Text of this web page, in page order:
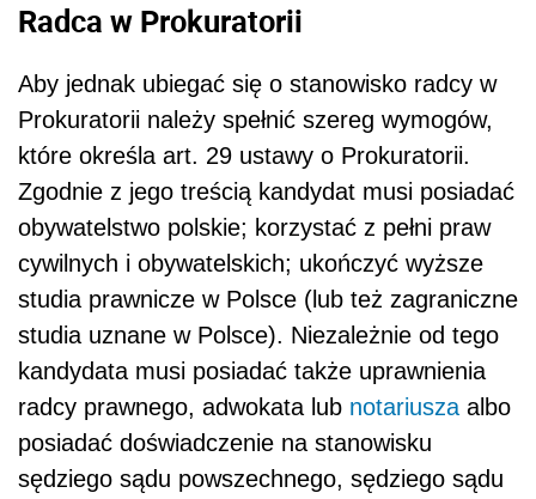
Radca w Prokuratorii
Aby jednak ubiegać się o stanowisko radcy w
Prokuratorii należy spełnić szereg wymogów,
które określa art. 29 ustawy o Prokuratorii.
Zgodnie z jego treścią kandydat musi posiadać
obywatelstwo polskie; korzystać z pełni praw
cywilnych i obywatelskich; ukończyć wyższe
studia prawnicze w Polsce (lub też zagraniczne
studia uznane w Polsce). Niezależnie od tego
kandydata musi posiadać także uprawnienia
radcy prawnego, adwokata lub notariusza albo
posiadać doświadczenie na stanowisku
sędziego sądu powszechnego, sędziego sądu